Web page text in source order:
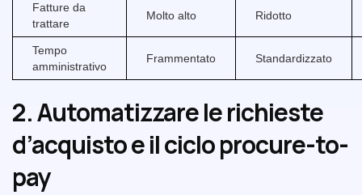
Fatture da
trattare
Molto alto Ridotto
Tempo
amministrativo
Frammentato Standardizzato
2. Automatizzare le richieste
d’acquisto e il ciclo procure-to-
pay